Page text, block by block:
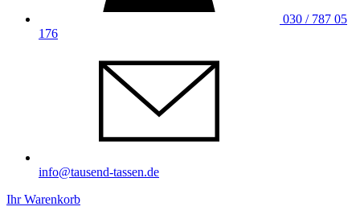
030 / 787 05
176
info@tausend-tassen.de
Ihr Warenkorb